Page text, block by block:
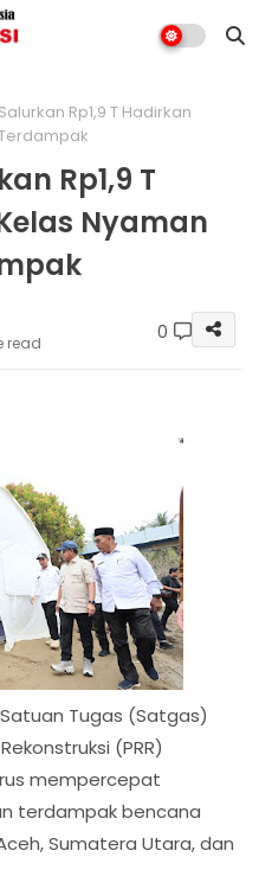
Rp1,9 T Hadirkan
Rp1,9 T
Nyaman
read 0
Tugas (Satgas)
(PRR)
mempercepat
terdampak bencana
Sumatera Utara, dan